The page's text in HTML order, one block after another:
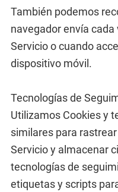
También podemos
navegador envía
Servicio o cuando
dispositivo móvil.
Tecnologías de
Utilizamos Cookies y
similares para
Servicio y almacenar
tecnologías de
etiquetas y scripts